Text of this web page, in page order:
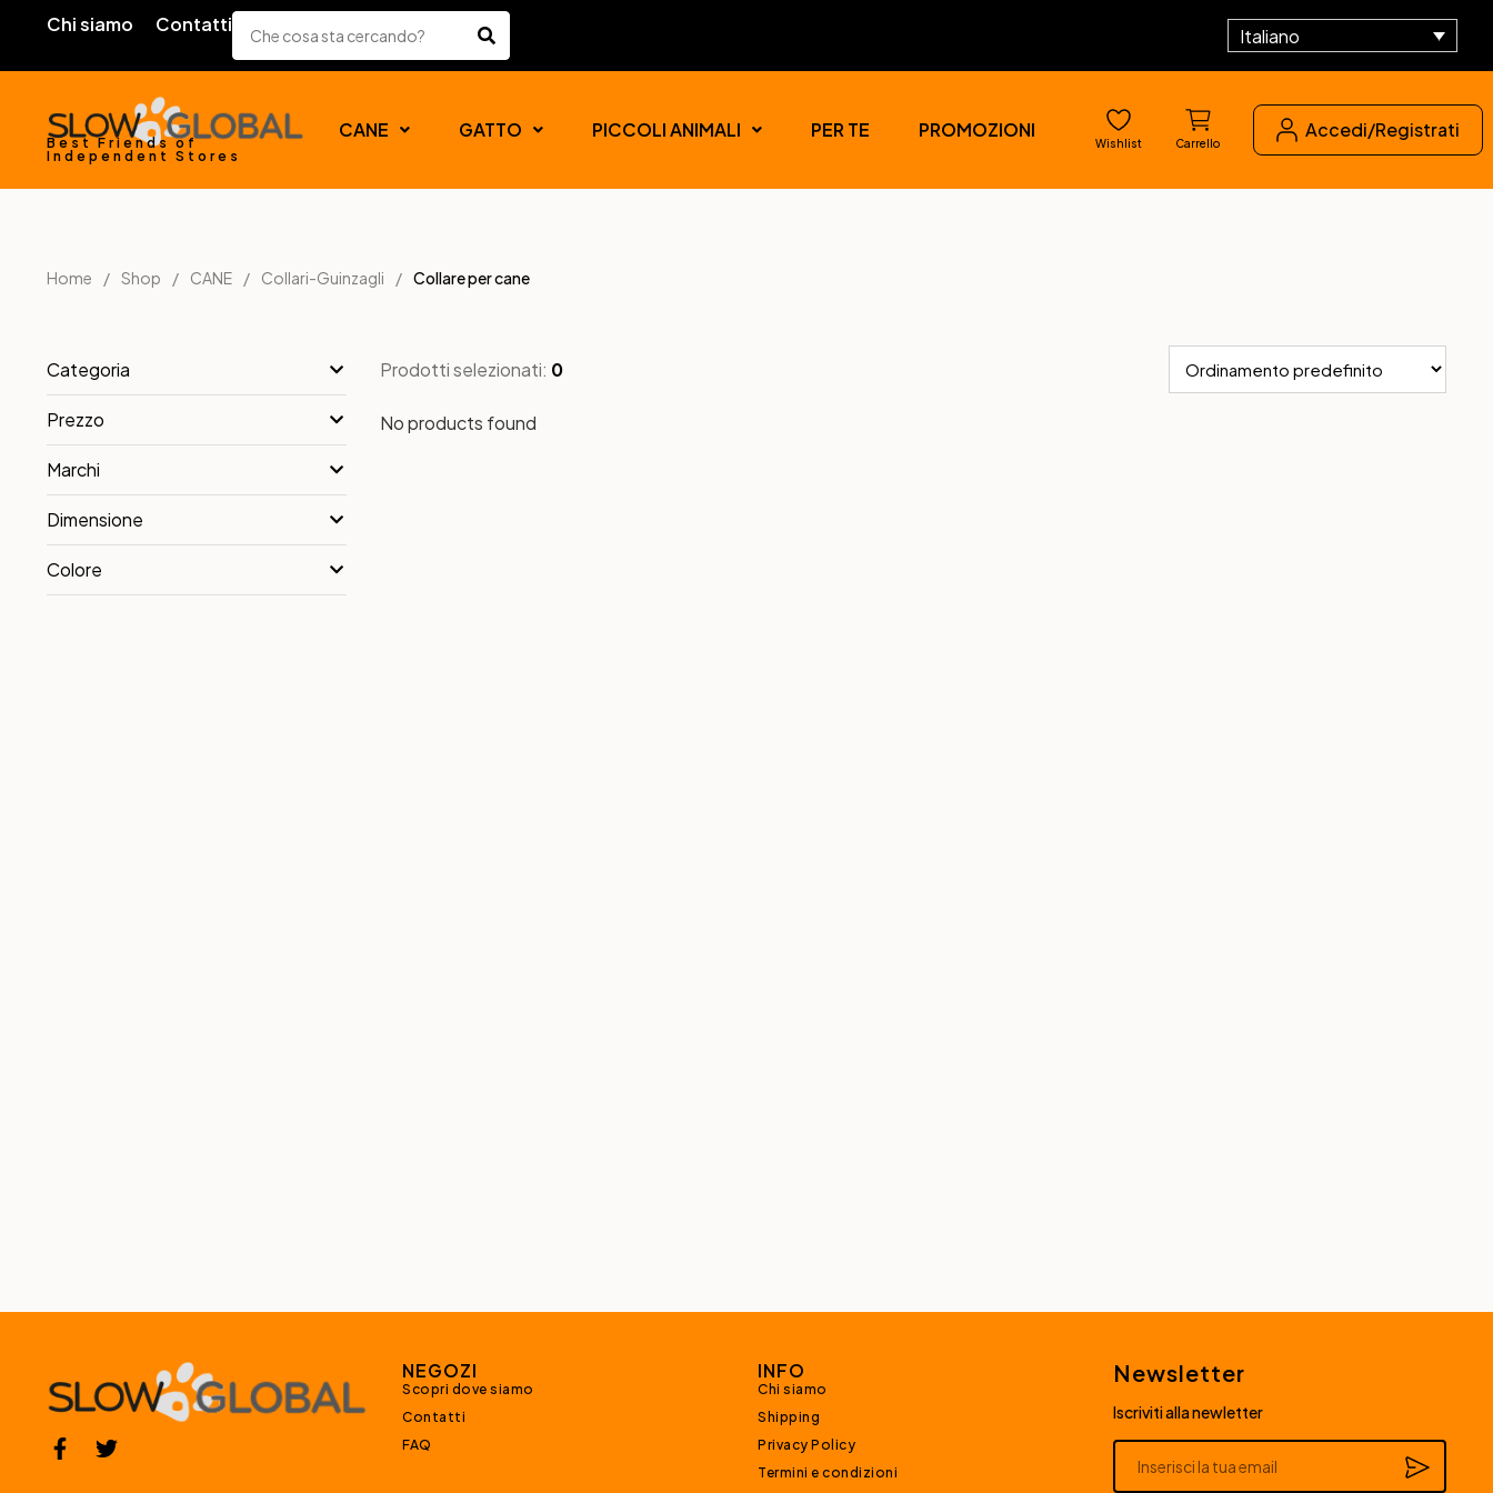
Chi siamo Contatti
Italiano
Best Friends of
Independent Stores
CANE GATTO PICCOLI ANIMALI PER TE PROMOZIONI
Wishlist Carrello
Accedi/Registrati
Home Shop CANE Collari-Guinzagli Collare per cane
Categoria
Prezzo
Marchi
Dimensione
Colore
Prodotti selezionati: 0
No products found
NEGOZI
Scopri dove siamo
Contatti
FAQ
INFO
Chi siamo
Shipping
Privacy Policy
Termini e condizioni
Newsletter
Iscriviti alla newletter